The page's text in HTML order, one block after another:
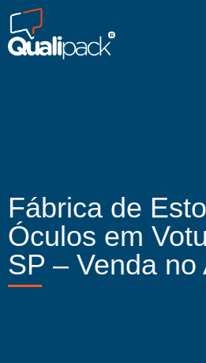
Fábrica de
Óculos em
SP – Venda no